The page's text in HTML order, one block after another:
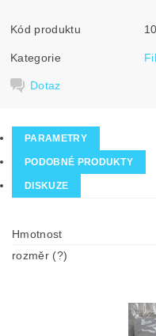
Kód produktu
Kategorie
Dotaz
PARAMETRY
PODOBNÉ PRODUKTY
DISKUZE
Hmotnost
rozměr (?)